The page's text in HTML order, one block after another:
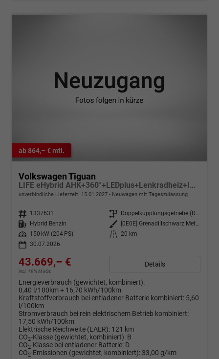
ab 864,– € mtl.
Volkswagen Tiguan
LIFE eHybrid AHK+360°+LEDplus+Lenkradheiz+IQ.Drive+ACC+AppConnect+eHeck
unverbindliche Lieferzeit: 15.01.2027 Neuwagen mit Tageszulassung
Fahrzeugnr. 1337631 Getriebe
Doppelkupplungsgetriebe (DSG)
Kraftstoff
Hybrid Benzin Außenfarbe
[0E0E] Grenadillschwarz Metallic
Leistung
150 kW (204 PS) Kilometerstand
20 km
30.07.2026
43.669,– €
incl. 19% MwSt.
Details
Energieverbrauch (gewichtet, kombiniert):
0,40 l/100km + 16,70 kWh/100km
Kraftstoffverbrauch bei entladener Batterie kombiniert: 5,60
l/100km
Stromverbrauch bei rein elektrischem Betrieb kombiniert:
17,50 kWh/100km
Elektrische Reichweite (EAER): 121 km
CO2-Klasse (gewichtet, kombiniert): B
CO2-Klasse bei entladener Batterie: D
CO2-Emissionen (gewichtet, kombiniert): 33,00 g/km